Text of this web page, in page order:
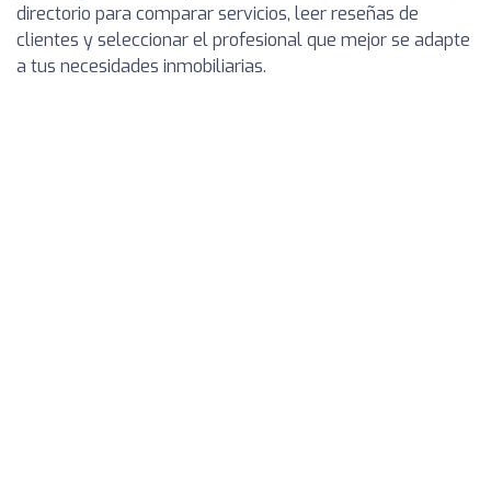
directorio para comparar servicios, leer reseñas de
clientes y seleccionar el profesional que mejor se adapte
a tus necesidades inmobiliarias.